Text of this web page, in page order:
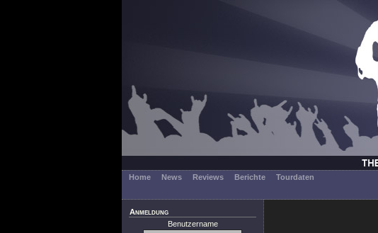
Home News Reviews Berichte
Tourdaten
Anmeldung
Benutzername